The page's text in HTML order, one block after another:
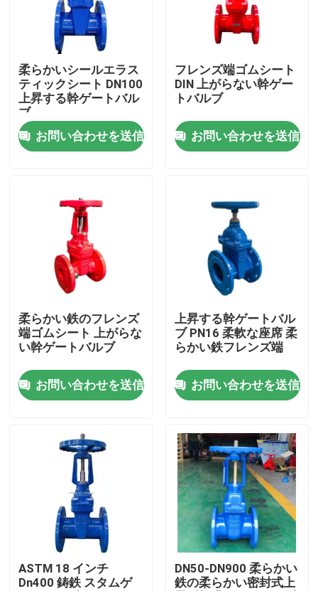
私たちに関しては
品質管理
お問い合わせ
ニュース
ケース
ディディミアムのゲート弁
柔らかいシールエラス
ティックシート DN100
上昇する幹ゲートバル
ブ
お問い合わせを送信
フレンズ端ゴムシート
DIN 上がらない幹ゲー
トバルブ
お問い合わせを送信
柔らかい鉄のフレンズ
端ゴムシート 上がらな
い幹ゲートバルブ
お問い合わせを送信
上昇する幹ゲートバル
ブ PN16 柔軟な座席 柔
らかい鉄フレンズ端
お問い合わせを送信
ASTM 18 インチ
Dn400 鋳鉄 スタムゲ
DN50-DN900 柔らかい
鉄の柔らかい密封式上